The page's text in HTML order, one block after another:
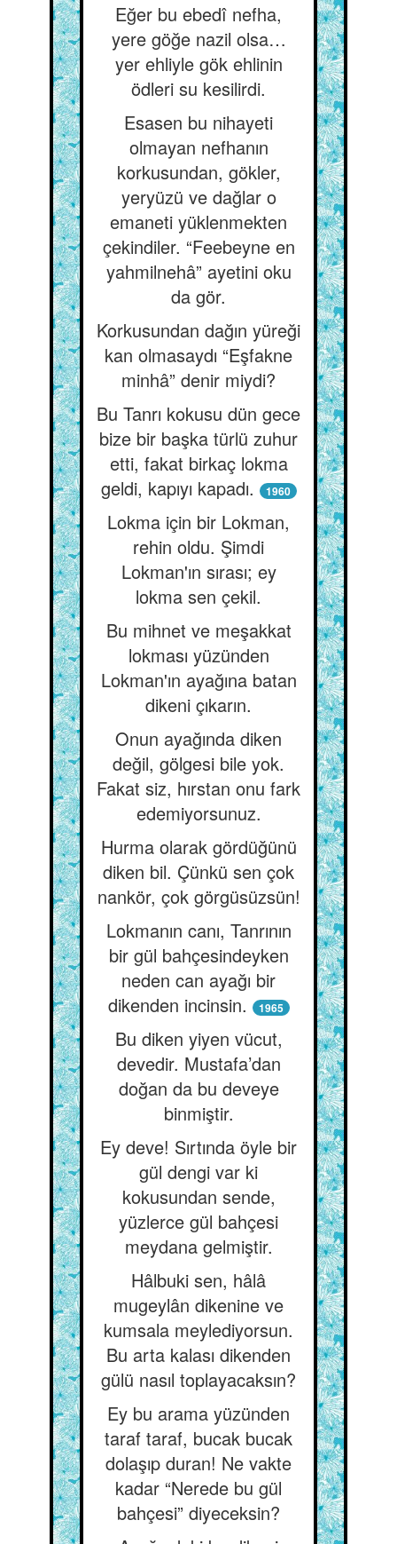
Eğer bu ebedî nefha,
yere göğe nazil olsa…
yer ehliyle gök ehlinin
ödleri su kesilirdi.
Esasen bu nihayeti
olmayan nefhanın
korkusundan, gökler,
yeryüzü ve dağlar o
emaneti yüklenmekten
çekindiler. “Feebeyne en
yahmilnehâ” ayetini oku
da gör.
Korkusundan dağın yüreği
kan olmasaydı “Eşfakne
minhâ” denir miydi?
Bu Tanrı kokusu dün gece
bize bir başka türlü zuhur
etti, fakat birkaç lokma
geldi, kapıyı kapadı.
1960
Lokma için bir Lokman,
rehin oldu. Şimdi
Lokman'ın sırası; ey
lokma sen çekil.
Bu mihnet ve meşakkat
lokması yüzünden
Lokman'ın ayağına batan
dikeni çıkarın.
Onun ayağında diken
değil, gölgesi bile yok.
Fakat siz, hırstan onu fark
edemiyorsunuz.
Hurma olarak gördüğünü
diken bil. Çünkü sen çok
nankör, çok görgüsüzsün!
Lokmanın canı, Tanrının
bir gül bahçesindeyken
neden can ayağı bir
dikenden incinsin.
1965
Bu diken yiyen vücut,
devedir. Mustafa’dan
doğan da bu deveye
binmiştir.
Ey deve! Sırtında öyle bir
gül dengi var ki
kokusundan sende,
yüzlerce gül bahçesi
meydana gelmiştir.
Hâlbuki sen, hâlâ
mugeylân dikenine ve
kumsala meylediyorsun.
Bu arta kalası dikenden
gülü nasıl toplayacaksın?
Ey bu arama yüzünden
taraf taraf, bucak bucak
dolaşıp duran! Ne vakte
kadar “Nerede bu gül
bahçesi” diyeceksin?